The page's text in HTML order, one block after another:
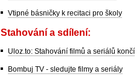
Vtipné básničky k recitaci pro školy
Stahování a sdílení:
Uloz.to: Stahování filmů a seriálů končí
Bombuj TV - sledujte filmy a seriály